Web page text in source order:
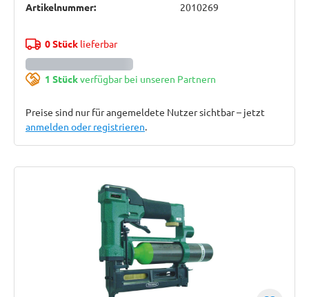
Artikelnummer: 2010269
0 Stücklieferbar
1 Stückverfügbar bei unseren Partnern
Preise sind nur für angemeldete Nutzer sichtbar – jetzt
anmelden oder registrieren.